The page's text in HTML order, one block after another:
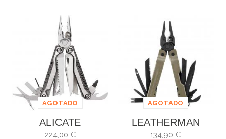
AGOTADO
ALICATE
MULTIUSOS
224,00 €
AGOTADO
LEATHERMAN
SUPER TOOL 300
134,90 €